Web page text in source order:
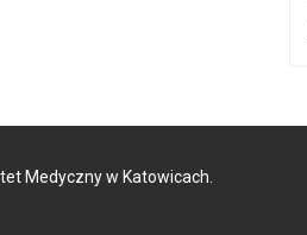
Medyczny w Katowicach.